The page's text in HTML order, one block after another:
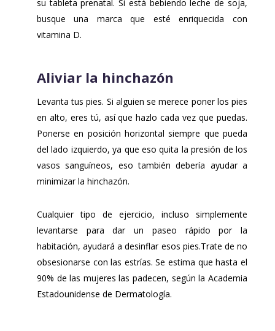
su tableta prenatal. Si está bebiendo leche de soja,
busque una marca que esté enriquecida con
vitamina D.
Aliviar la hinchazón
Levanta tus pies. Si alguien se merece poner los pies
en alto, eres tú, así que hazlo cada vez que puedas.
Ponerse en posición horizontal siempre que pueda
del lado izquierdo, ya que eso quita la presión de los
vasos sanguíneos, eso también debería ayudar a
minimizar la hinchazón.
Cualquier tipo de ejercicio, incluso simplemente
levantarse para dar un paseo rápido por la
habitación, ayudará a desinflar esos pies.Trate de no
obsesionarse con las estrías. Se estima que hasta el
90% de las mujeres las padecen, según la Academia
Estadounidense de Dermatología.